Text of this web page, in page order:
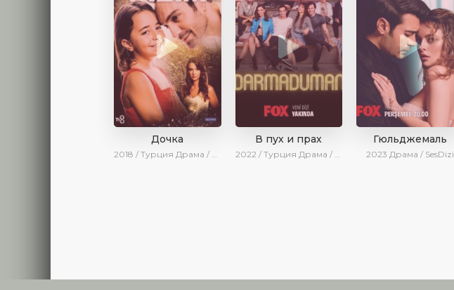
Дочка
2018 / Турция Драма / Ирина Котова
В пух и прах
2022 / Турция Драма / SesDizi / AveTurk
Гюльджемаль
2023 Драма / SesDizi